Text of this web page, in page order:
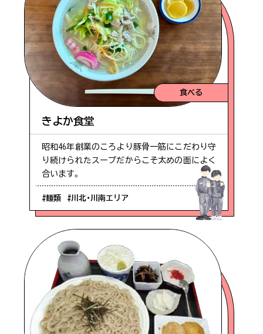
食べる
きよか食堂
昭和46年創業のころより豚骨一筋にこだわり守
り続けられたスープだからこそ太めの面によく
合います。
#麺類 #川北・川南エリア